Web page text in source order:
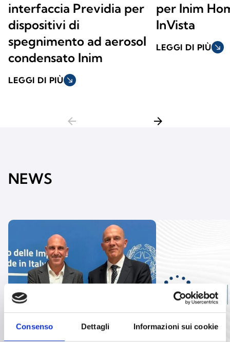
Consenso Dettagli Informazioni sui cookie
interfaccia Previdia per
dispositivi di
spegnimento ad aerosol
condensato Inim
LEGGI DI PIÙ south_east
per Inim
InVista
LEGGI DI PIÙ south_east
arrow_back arrow_forward
NEWS